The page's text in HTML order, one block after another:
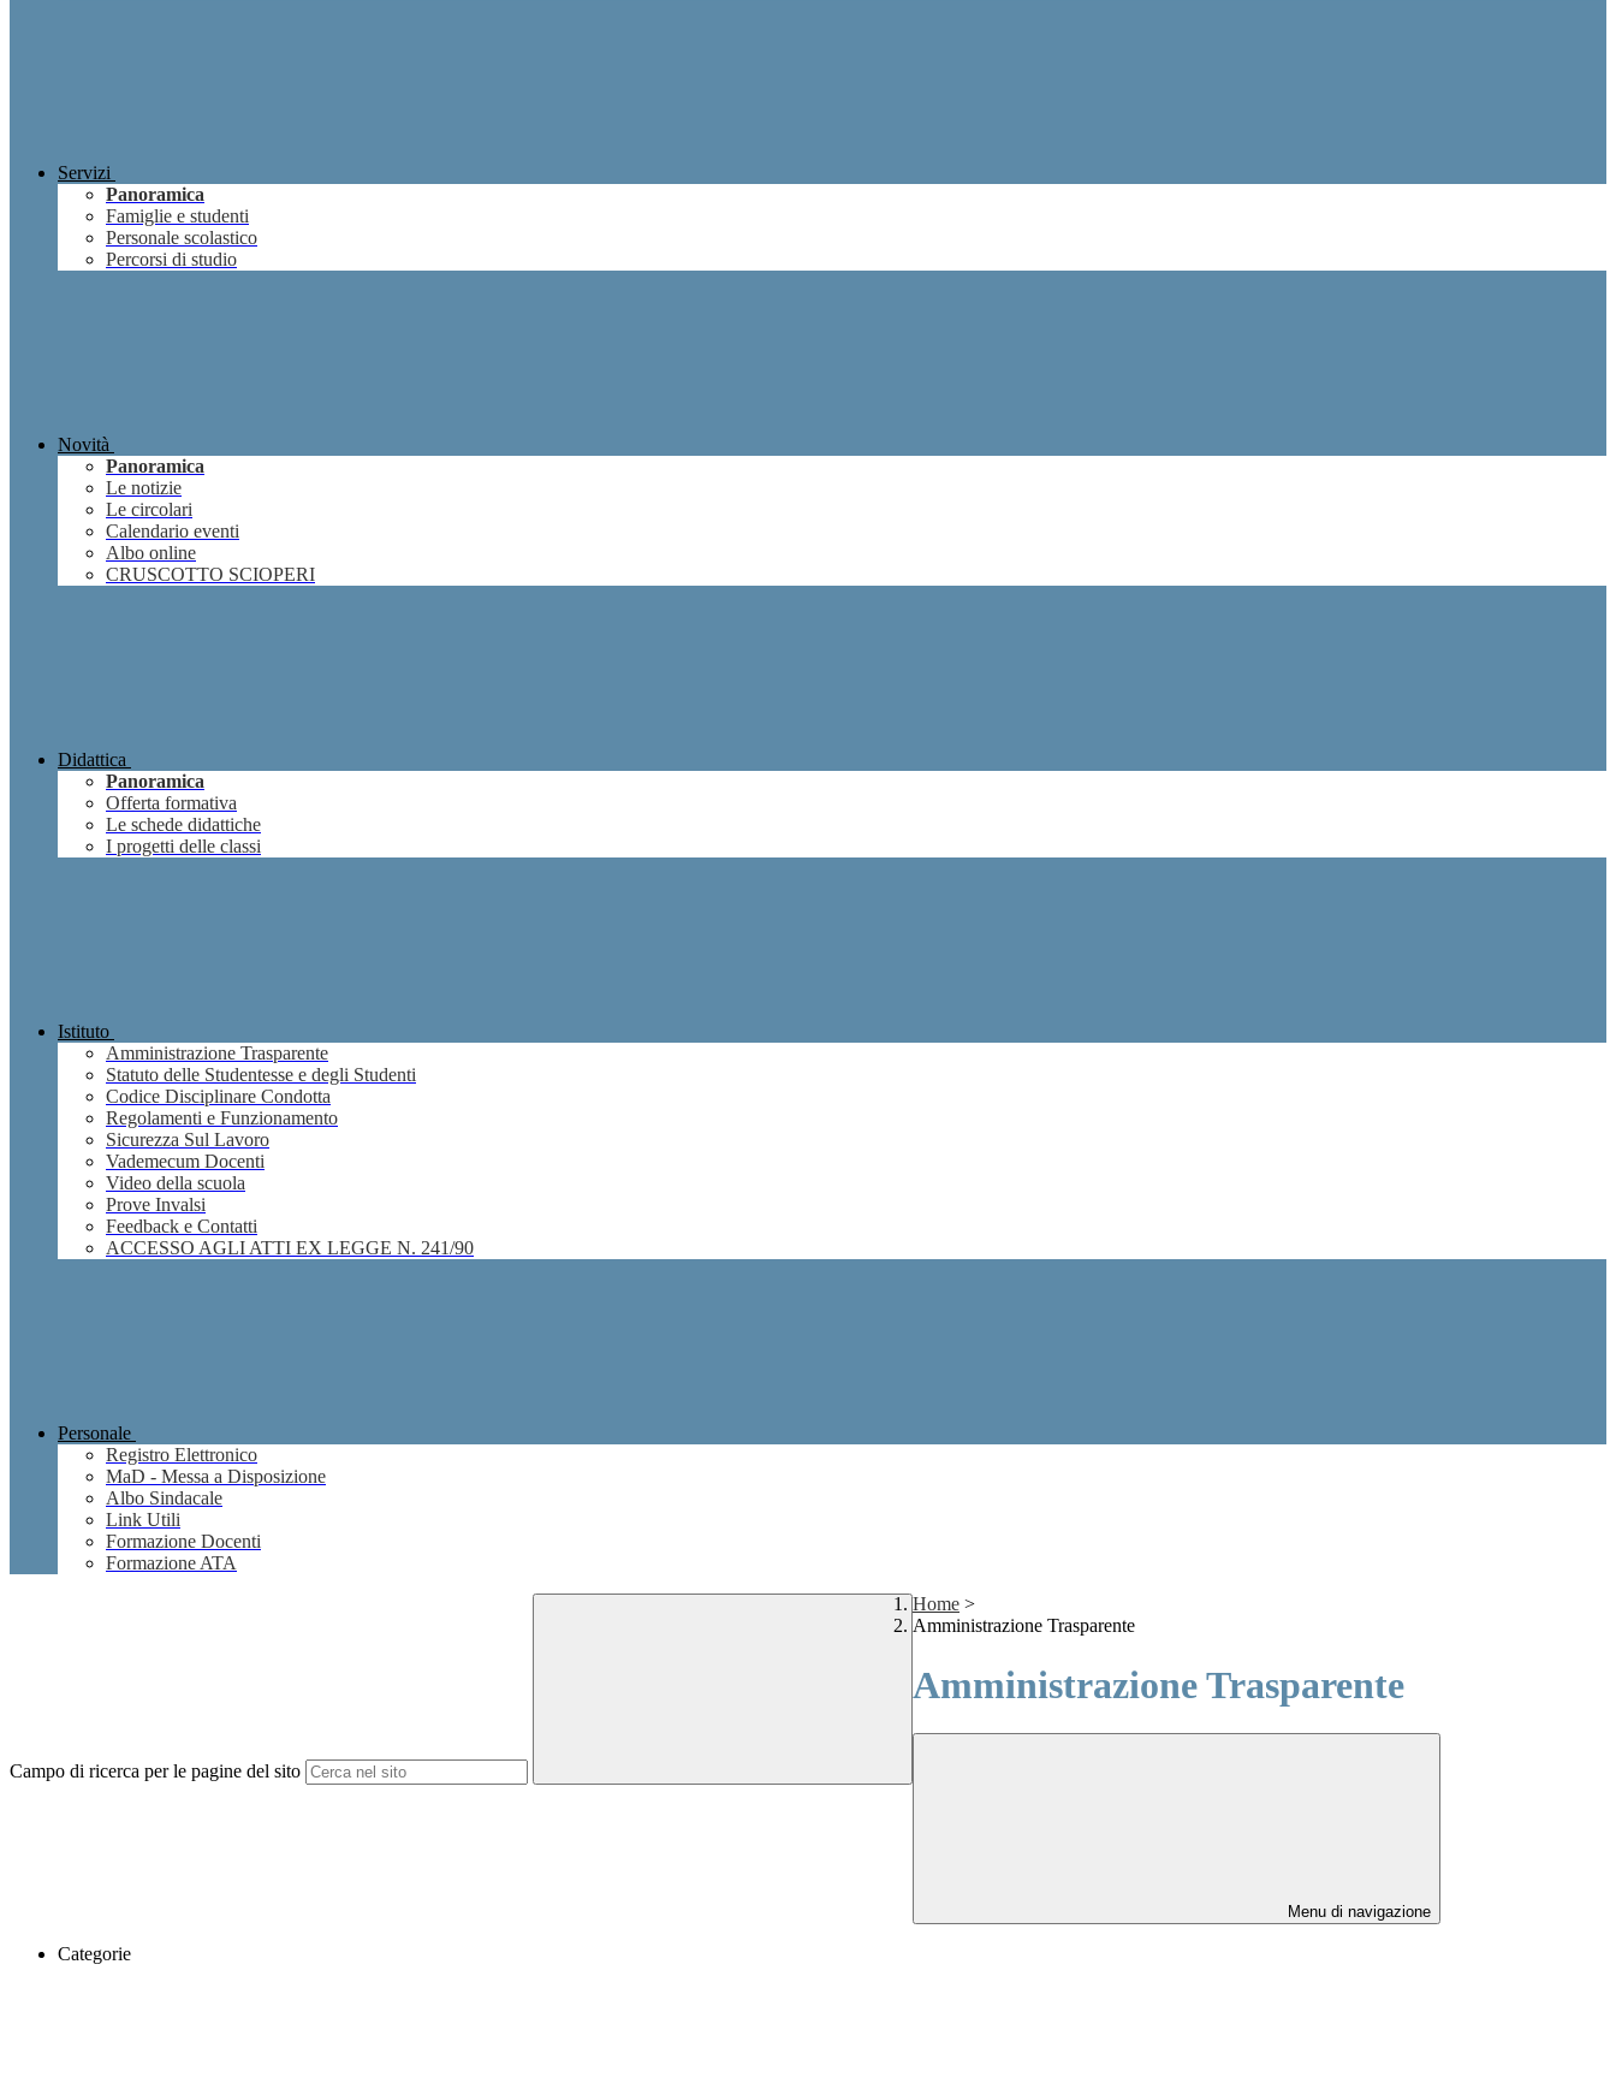
Servizi
Panoramica
Famiglie e studenti
Personale scolastico
Percorsi di studio
Novità
Panoramica
Le notizie
Le circolari
Calendario eventi
Albo online
CRUSCOTTO SCIOPERI
Didattica
Panoramica
Offerta formativa
Le schede didattiche
I progetti delle classi
Istituto
Amministrazione Trasparente
Statuto delle Studentesse e degli Studenti
Codice Disciplinare Condotta
Regolamenti e Funzionamento
Sicurezza Sul Lavoro
Vademecum Docenti
Video della scuola
Prove Invalsi
Feedback e Contatti
ACCESSO AGLI ATTI EX LEGGE N. 241/90
Personale
Registro Elettronico
MaD - Messa a Disposizione
Albo Sindacale
Link Utili
Formazione Docenti
Formazione ATA
Campo di ricerca per le pagine del sito
Home >
Amministrazione Trasparente
Amministrazione Trasparente
Menu di navigazione
Categorie